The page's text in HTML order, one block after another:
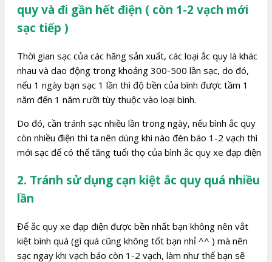
quy và đi gần hết điện ( còn 1-2 vạch mới
sạc tiếp )
Thời gian sạc của các hãng sản xuất, các loại ắc quy là khác
nhau và dao động trong khoảng 300-500 lần sạc, do đó,
nếu 1 ngày bạn sạc 1 lần thì độ bền của bình được tầm 1
năm đến 1 năm rưỡi tùy thuộc vào loại bình.
Do đó, cần tránh sạc nhiều lần trong ngày, nếu bình ắc quy
còn nhiều điện thì ta nên dùng khi nào đèn báo 1-2 vạch thì
mới sạc để có thể tăng tuổi thọ của bình ắc quy xe đạp điện
2. Tránh sử dụng cạn kiệt ắc quy quá nhiều
lần
Để ắc quy xe đạp điện được bền nhất bạn không nên vắt
kiệt bình quá (gì quá cũng không tốt bạn nhỉ ^^ ) mà nên
sạc ngay khi vạch báo còn 1-2 vạch, làm như thế bạn sẽ